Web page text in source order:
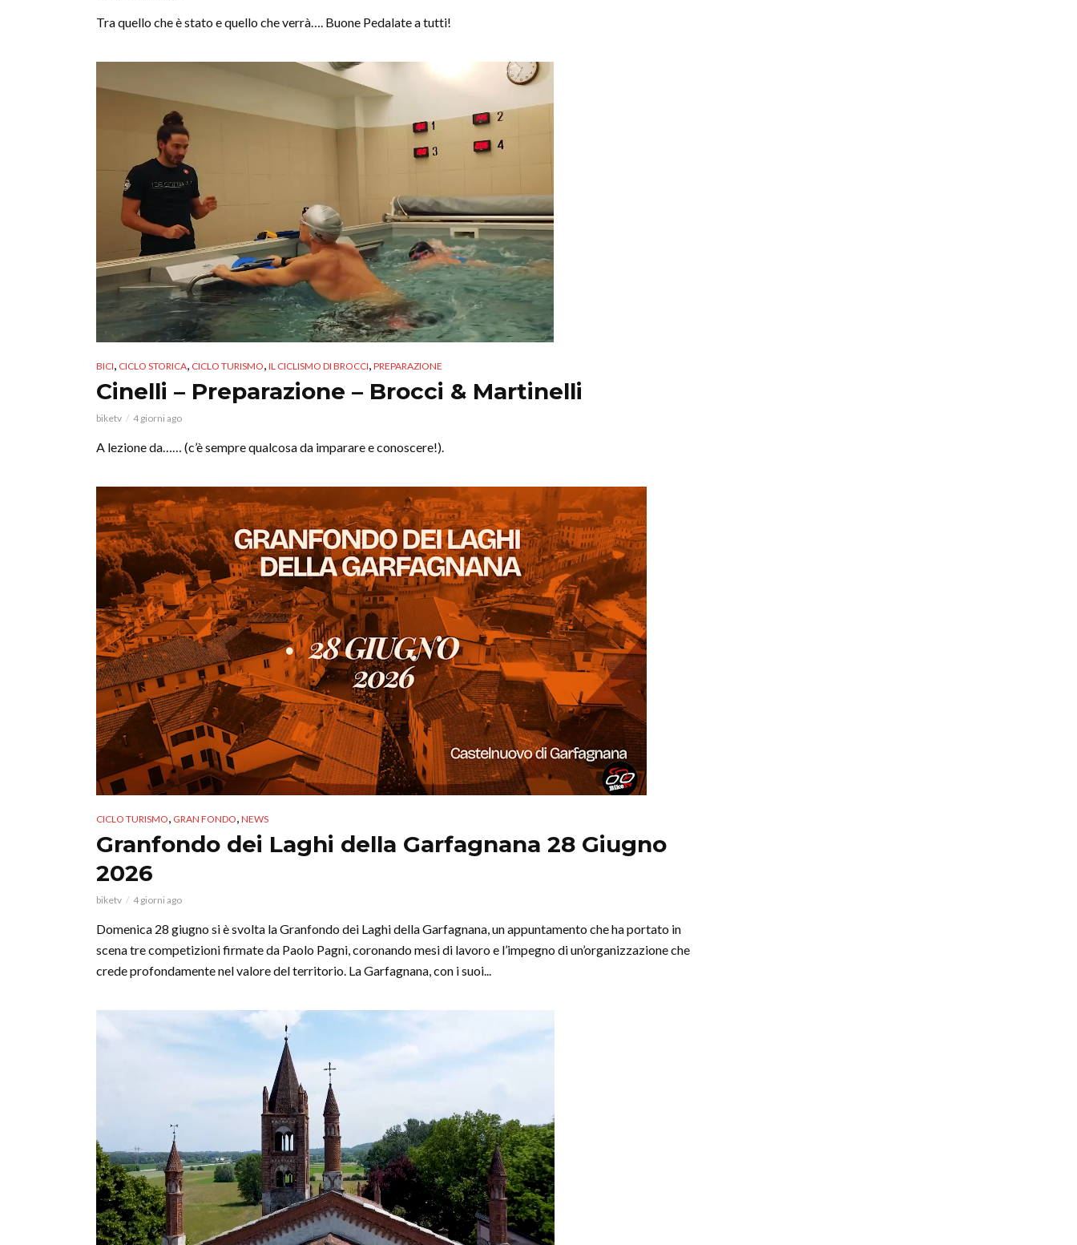
Tra quello che è stato e quello che verrà…. Buone Pedalate a tutti!
BICI CICLO STORICA CICLO TURISMO IL CICLISMO DI BROCCI PREPARAZIONE
Cinelli – Preparazione – Brocci & Martinelli
biketv 4 giorni ago
A lezione da…… (c’è sempre qualcosa da imparare e conoscere!).
CICLO TURISMO GRAN FONDO NEWS
Granfondo dei Laghi della Garfagnana 28 Giugno
2026
biketv 4 giorni ago
Domenica 28 giugno si è svolta la Granfondo dei Laghi della Garfagnana, un appuntamento che ha portato in
scena tre competizioni firmate da Paolo Pagni, coronando mesi di lavoro e l’impegno di un’organizzazione che
crede profondamente nel valore del territorio. La Garfagnana, con i suoi...